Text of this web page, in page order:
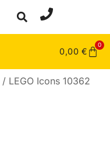
0,00 €
0
/ LEGO Icons 10362